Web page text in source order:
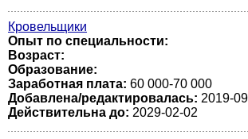
Кровельщики
Опыт по специальности:
Возраст:
Образование:
Заработная плата: 60 000-70 000
Добавлена/редактировалась: 2019-
Действительна до: 2029-02-02